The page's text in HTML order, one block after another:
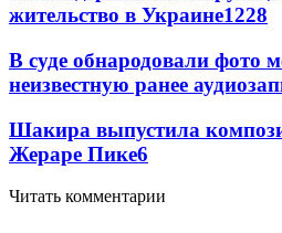
жительство в Украине1228
В суде обнародовали фото
неизвестную ранее
Шакира выпустила
Жераре Пике6
Читать комментарии